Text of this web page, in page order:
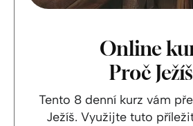
Online
Proč
Tento 8 denní kurz vám
Ježíš. Využijte tuto